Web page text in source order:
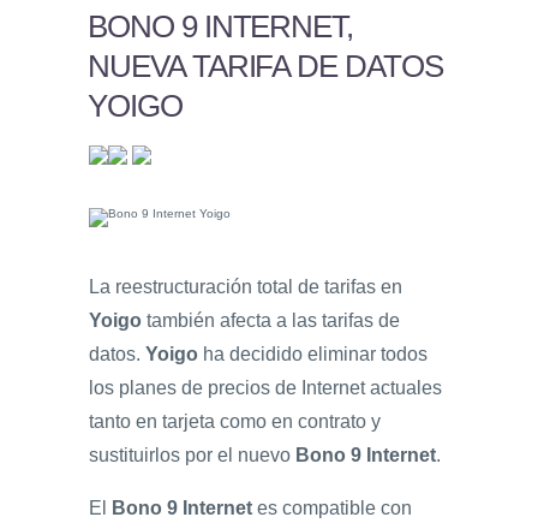
BONO 9 INTERNET,
NUEVA TARIFA DE DATOS
YOIGO
La reestructuración total de tarifas en
Yoigo también afecta a las tarifas de
datos. Yoigo ha decidido eliminar todos
los planes de precios de Internet actuales
tanto en tarjeta como en contrato y
sustituirlos por el nuevo Bono 9 Internet.
El Bono 9 Internet es compatible con